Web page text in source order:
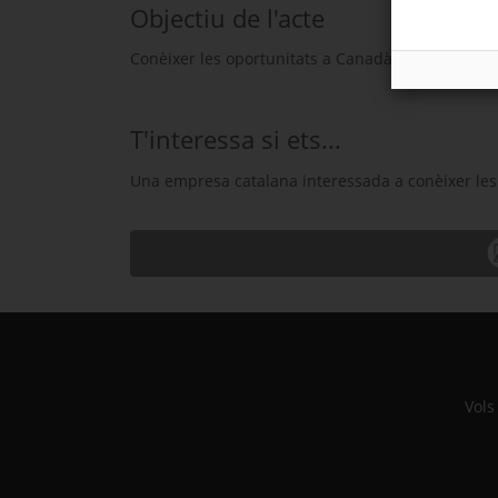
Objectiu de l'acte
Conèixer les oportunitats a Canadà i els detalls
T'interessa si ets...
Una empresa catalana interessada a conèixer